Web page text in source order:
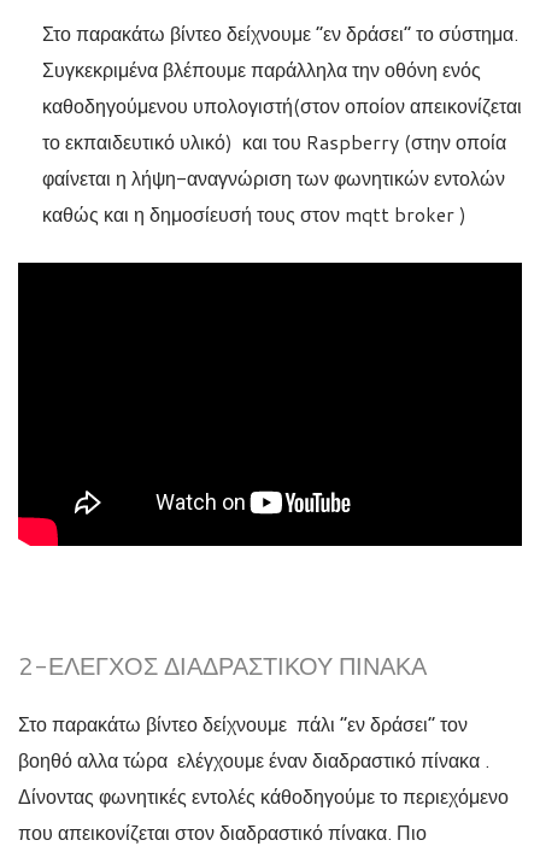
Στο παρακάτω βίντεο δείχνουμε “εν δράσει” το σύστημα.
Συγκεκριμένα βλέπουμε παράλληλα την οθόνη ενός
καθοδηγούμενου υπολογιστή(στον οποίον απεικονίζεται
το εκπαιδευτικό υλικό) και του Raspberry (στην οποία
φαίνεται η λήψη-αναγνώριση των φωνητικών εντολών
καθώς και η δημοσίευσή τους στον mqtt broker )
2-ΈΛΕΓΧΟΣ ΔΙΑΔΡΑΣΤΙΚΟΎ ΠΊΝΑΚΑ
Στο παρακάτω βίντεο δείχνουμε πάλι “εν δράσει” τον
βοηθό αλλα τώρα ελέγχουμε έναν διαδραστικό πίνακα .
Δίνοντας φωνητικές εντολές κάθοδηγούμε το περιεχόμενο
που απεικονίζεται στον διαδραστικό πίνακα. Πιο